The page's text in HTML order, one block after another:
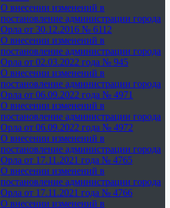
О внесении изменений в
постановление администрации города
Орла от 30.12.2016 № 6112
О внесении изменений в
постановление администрации города
Орла от 02.03.2022 года № 945
О внесении изменений в
постановление администрации города
Орла от 06.09.2022 года № 4971
О внесении изменений в
постановление администрации города
Орла от 06.09.2022 года № 4972
О внесении изменений в
постановление администрации города
Орла от 17.11.2021 года № 4765
О внесении изменений в
постановление администрации города
Орла от 17.11.2021 года № 4766
О внесении изменений в